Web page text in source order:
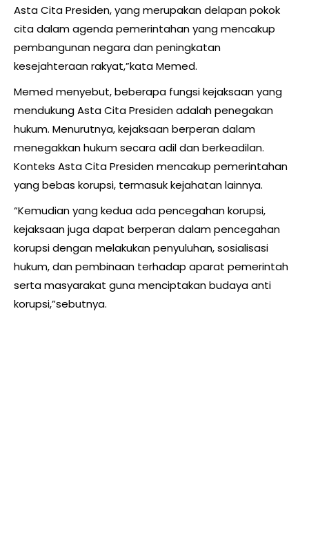
Asta Cita Presiden, yang merupakan delapan pokok
cita dalam agenda pemerintahan yang mencakup
pembangunan negara dan peningkatan
kesejahteraan rakyat,”kata Memed.
Memed menyebut, beberapa fungsi kejaksaan yang
mendukung Asta Cita Presiden adalah penegakan
hukum. Menurutnya, kejaksaan berperan dalam
menegakkan hukum secara adil dan berkeadilan.
Konteks Asta Cita Presiden mencakup pemerintahan
yang bebas korupsi, termasuk kejahatan lainnya.
“Kemudian yang kedua ada pencegahan korupsi,
kejaksaan juga dapat berperan dalam pencegahan
korupsi dengan melakukan penyuluhan, sosialisasi
hukum, dan pembinaan terhadap aparat pemerintah
serta masyarakat guna menciptakan budaya anti
korupsi,”sebutnya.